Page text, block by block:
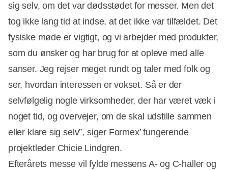
sig selv, om det var dødsstødet for messer. Men det
tog ikke lang tid at indse, at det ikke var tilfældet. Det
fysiske møde er vigtigt, og vi arbejder med produkter,
som du ønsker og har brug for at opleve med alle
sanser. Jeg rejser meget rundt og taler med folk og
ser, hvordan interessen er vokset. Så er der
selvfølgelig nogle virksomheder, der har været væk i
noget tid, og overvejer, om de skal udstille sammen
eller klare sig selv”, siger Formex’ fungerende
projektleder Chicie Lindgren.
Efterårets messe vil fylde messens A- og C-haller og